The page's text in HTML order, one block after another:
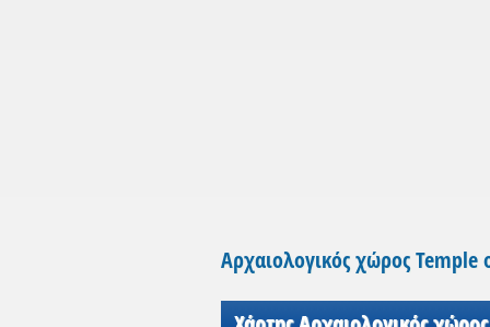
Αρχαιολογικός χώρος